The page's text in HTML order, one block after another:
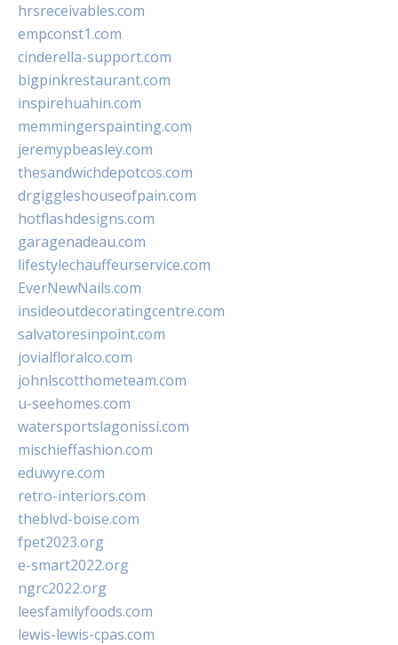
hrsreceivables.com
empconst1.com
cinderella-support.com
bigpinkrestaurant.com
inspirehuahin.com
memmingerspainting.com
jeremypbeasley.com
thesandwichdepotcos.com
drgiggleshouseofpain.com
hotflashdesigns.com
garagenadeau.com
lifestylechauffeurservice.com
EverNewNails.com
insideoutdecoratingcentre.com
salvatoresinpoint.com
jovialfloralco.com
johnlscotthometeam.com
u-seehomes.com
watersportslagonissi.com
mischieffashion.com
eduwyre.com
retro-interiors.com
theblvd-boise.com
fpet2023.org
e-smart2022.org
ngrc2022.org
leesfamilyfoods.com
lewis-lewis-cpas.com